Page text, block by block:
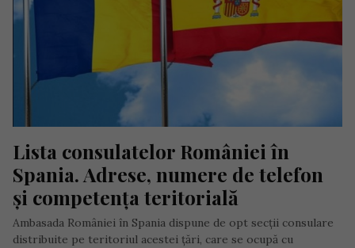
Lista consulatelor României în
Spania. Adrese, numere de telefon
și competența teritorială
Ambasada României în Spania dispune de opt secții consulare
distribuite pe teritoriul acestei țări, care se ocupă cu